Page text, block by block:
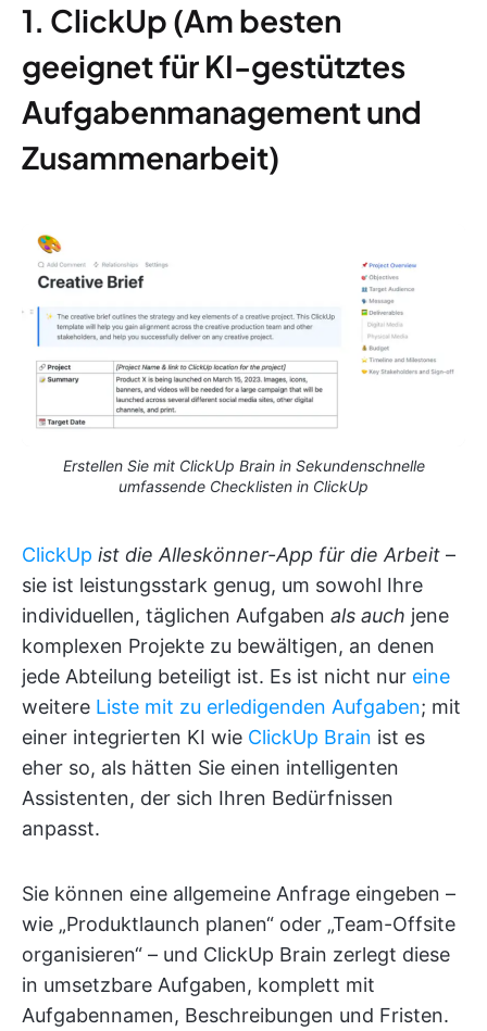
1. ClickUp (Am besten
geeignet für KI-gestütztes
Aufgabenmanagement und
Zusammenarbeit)
Erstellen Sie mit ClickUp Brain in Sekundenschnelle
umfassende Checklisten in ClickUp
ClickUp ist die Alleskönner-App für die Arbeit –
sie ist leistungsstark genug, um sowohl Ihre
individuellen, täglichen Aufgaben als auch jene
komplexen Projekte zu bewältigen, an denen
jede Abteilung beteiligt ist. Es ist nicht nur eine
weitere Liste mit zu erledigenden Aufgaben; mit
einer integrierten KI wie ClickUp Brain ist es
eher so, als hätten Sie einen intelligenten
Assistenten, der sich Ihren Bedürfnissen
anpasst.
Sie können eine allgemeine Anfrage eingeben –
wie „Produktlaunch planen“ oder „Team-Offsite
organisieren“ – und ClickUp Brain zerlegt diese
in umsetzbare Aufgaben, komplett mit
Aufgabennamen, Beschreibungen und Fristen.